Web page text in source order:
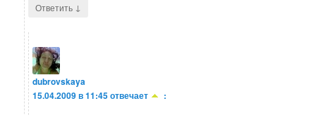
Ответить ↓
dubrovskaya
15.04.2009 в 11:45отвечает :